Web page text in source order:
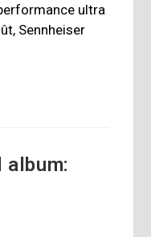
ultra
Sennheiser
album: